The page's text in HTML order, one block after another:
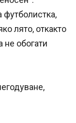
лято, откакто
не обогати